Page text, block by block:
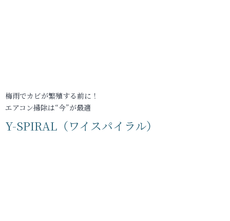
梅雨でカビが繁殖する前に！
エアコン掃除は“今”が最適
Y-SPIRAL（ワイスパイラル）